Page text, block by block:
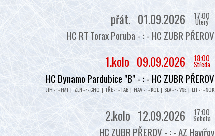
17:00
Úterý
01.09.2026
přát.
HC RT Torax Poruba - : - HC ZUBR PŘEROV
18:00
Středa
09.09.2026
1.kolo
HC Dynamo Pardubice "B" - : - HC ZUBR PŘEROV
JIH - : - FMI | ZLN - : - CHO | TŘE - : - TAB | HAV - : - KOL | SLA - : - VSE | LIT - : - SOK
17:00
Sobota
12.09.2026
2.kolo
HC ZUBR PŘEROV - : - AZ Havířov